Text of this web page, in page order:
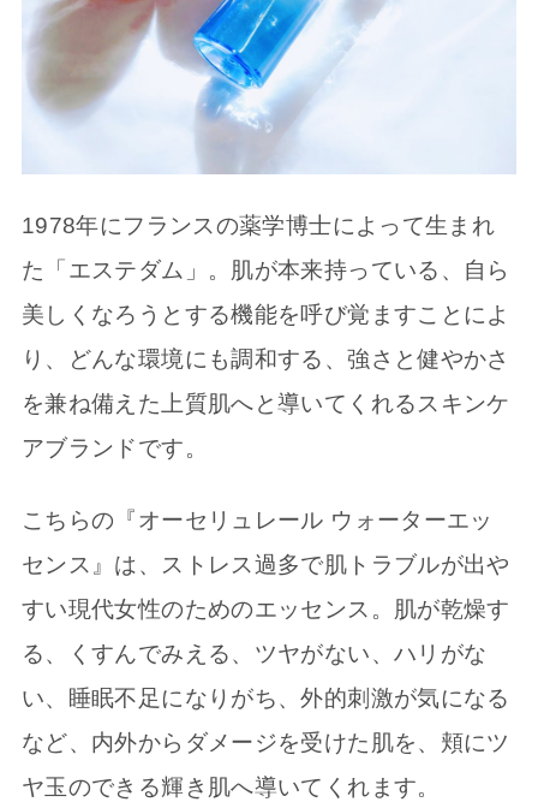
1978年にフランスの薬学博士によって生まれ
た「エステダム」。肌が本来持っている、自ら
美しくなろうとする機能を呼び覚ますことによ
り、どんな環境にも調和する、強さと健やかさ
を兼ね備えた上質肌へと導いてくれるスキンケ
アブランドです。
こちらの『オーセリュレール ウォーターエッ
センス』は、ストレス過多で肌トラブルが出や
すい現代女性のためのエッセンス。肌が乾燥す
る、くすんでみえる、ツヤがない、ハリがな
い、睡眠不足になりがち、外的刺激が気になる
など、内外からダメージを受けた肌を、頬にツ
ヤ玉のできる輝き肌へ導いてくれます。